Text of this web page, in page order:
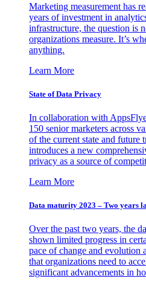
Marketing measurement has
years of investment in
infrastructure, the question is
organizations measure. It’s
anything.
Learn More
State of Data Privacy
In collaboration with
150 senior marketers across
of the current state and future
introduces a new
privacy as a source of
Learn More
Data maturity 2023 – Two years
Over the past two years, the
shown limited progress in
pace of change and evolution
that organizations need to
significant advancements in